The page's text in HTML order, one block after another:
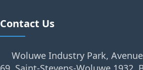
Contact Us
Woluwe Industry Park,